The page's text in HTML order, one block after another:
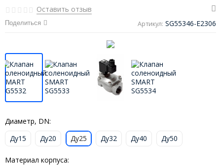
Оставить отзыв
Поделиться Артикул: SG55346-E2306
Диаметр, DN:
Ду15
Ду20 Ду25 Ду32 Ду40 Ду50
Материал корпуса: